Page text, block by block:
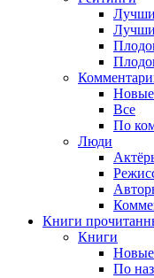
Новые
Все
По
Люди
Книги
Книги
Новые
По